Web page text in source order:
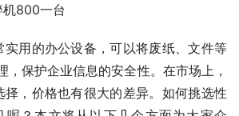
机800一台
实用的办公设备，可以将废纸、文件等
，保护企业信息的安全性。在市场上，
择，价格也有很大的差异。如何挑选性